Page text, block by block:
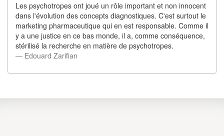
Les psychotropes ont joué un rôle important et non innocent
dans l'évolution des concepts diagnostiques. C'est surtout le
marketing pharmaceutique qui en est responsable. Comme il
y a une justice en ce bas monde, il a, comme conséquence,
stérilisé la recherche en matière de psychotropes.
― Edouard Zarifian